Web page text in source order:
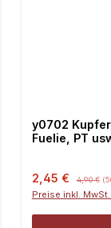
y0702
Fuelie, PT
Verkaufspreis:
2,45 € 4,90 €
Preise inkl.